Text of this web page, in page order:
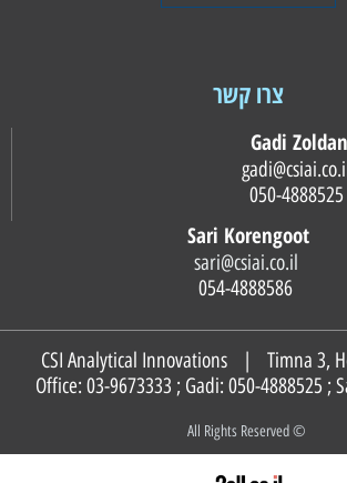
צרו קשר
Gadi Zoldan
Sari Korengoot
sari@csiai.co.il
CSI Analytical Innovations | Timna 3,
Office: 03-9673333 ; Gadi: 050-4888525 ;
© All Rights Reserved